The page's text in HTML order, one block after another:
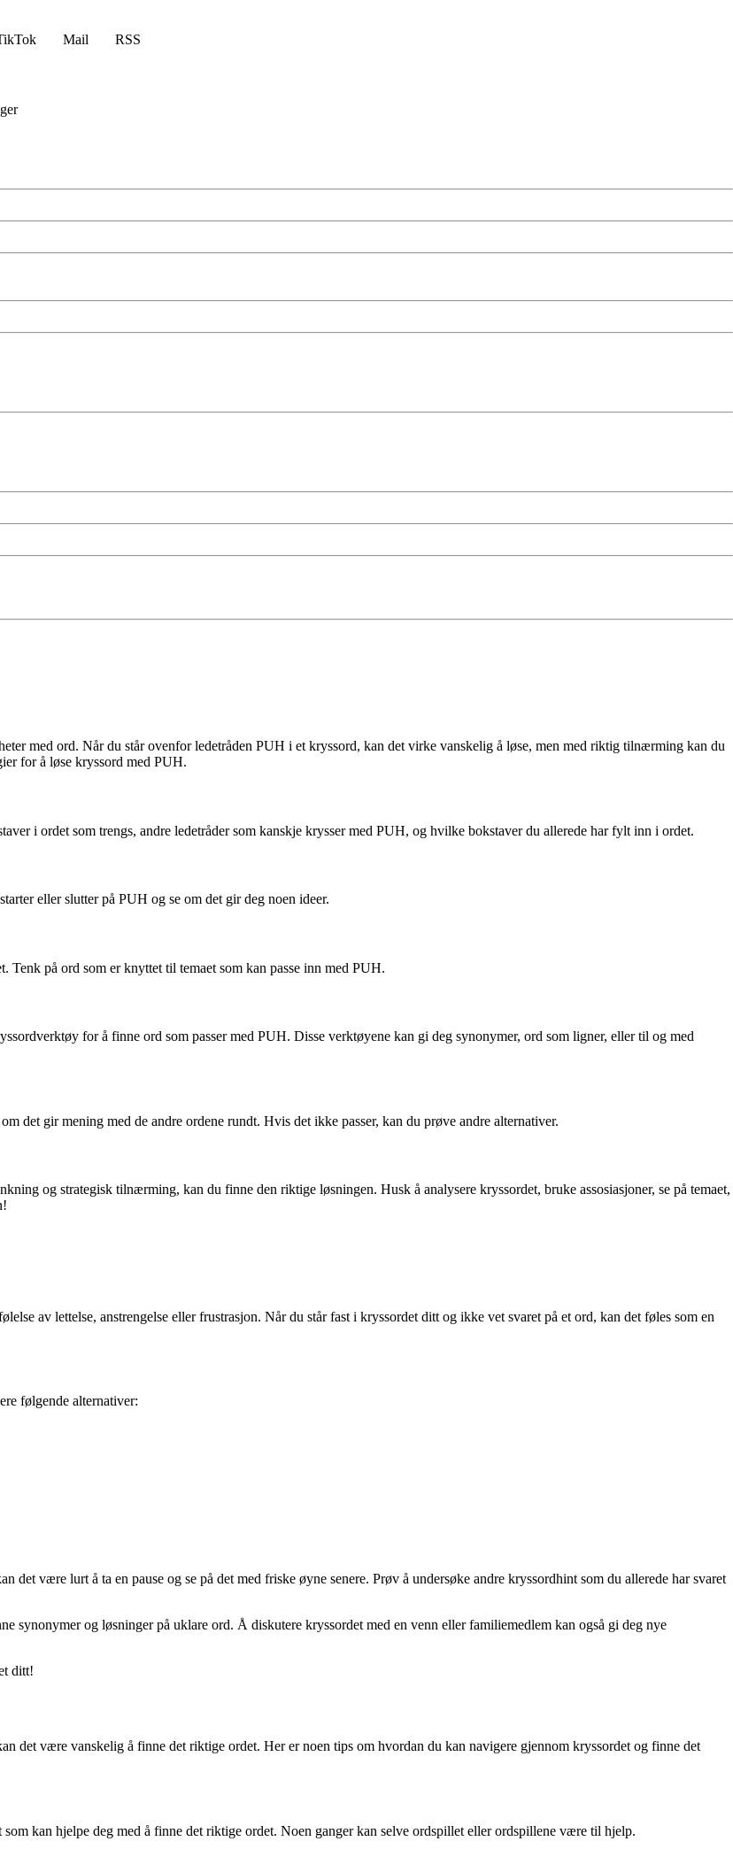
Mail RSS
med ord. Når du står ovenfor ledetråden PUH i et kryssord, kan det virke vanskelig å løse, men med riktig tilnærming kan du
for å løse kryssord med PUH.
i ordet som trengs, andre ledetråder som kanskje krysser med PUH, og hvilke bokstaver du allerede har fylt inn i ordet.
eller slutter på PUH og se om det gir deg noen ideer.
Tenk på ord som er knyttet til temaet som kan passe inn med PUH.
for å finne ord som passer med PUH. Disse verktøyene kan gi deg synonymer, ord som ligner, eller til og med
det gir mening med de andre ordene rundt. Hvis det ikke passer, kan du prøve andre alternativer.
og strategisk tilnærming, kan du finne den riktige løsningen. Husk å analysere kryssordet, bruke assosiasjoner, se på temaet,
av lettelse, anstrengelse eller frustrasjon. Når du står fast i kryssordet ditt og ikke vet svaret på et ord, kan det føles som en
følgende alternativer:
være lurt å ta en pause og se på det med friske øyne senere. Prøv å undersøke andre kryssordhint som du allerede har svaret
og løsninger på uklare ord. Å diskutere kryssordet med en venn eller familiemedlem kan også gi deg nye
ditt!
det være vanskelig å finne det riktige ordet. Her er noen tips om hvordan du kan navigere gjennom kryssordet og finne det
kan hjelpe deg med å finne det riktige ordet. Noen ganger kan selve ordspillet eller ordspillene være til hjelp.